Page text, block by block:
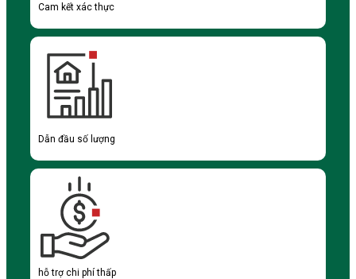
Cam kết xác thực
Dẫn đầu số lượng
hỗ trợ chi phí thấp